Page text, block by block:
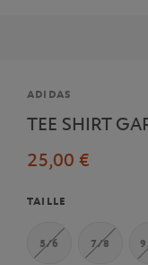
Marque
ADIDAS
TEE SHIRT
25,00 €
TAILLE
5/6 7/8